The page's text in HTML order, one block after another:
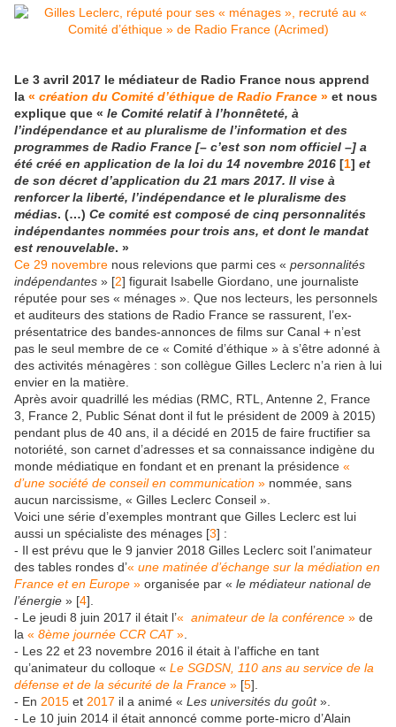
Le 3 avril 2017 le médiateur de Radio France nous apprend
la « création du Comité d’éthique de Radio France » et nous
explique que « le Comité relatif à l’honnêteté, à
l’indépendance et au pluralisme de l’information et des
programmes de Radio France [– c’est son nom officiel –] a
été créé en application de la loi du 14 novembre 2016 [1] et
de son décret d’application du 21 mars 2017. Il vise à
renforcer la liberté, l’indépendance et le pluralisme des
médias. (…) Ce comité est composé de cinq personnalités
indépendantes nommées pour trois ans, et dont le mandat
est renouvelable. »
Ce 29 novembre nous relevions que parmi ces « personnalités
indépendantes » [2] figurait Isabelle Giordano, une journaliste
réputée pour ses « ménages ». Que nos lecteurs, les personnels
et auditeurs des stations de Radio France se rassurent, l’ex-
présentatrice des bandes-annonces de films sur Canal + n’est
pas le seul membre de ce « Comité d’éthique » à s’être adonné à
des activités ménagères : son collègue Gilles Leclerc n’a rien à lui
envier en la matière.
Après avoir quadrillé les médias (RMC, RTL, Antenne 2, France
3, France 2, Public Sénat dont il fut le président de 2009 à 2015)
pendant plus de 40 ans, il a décidé en 2015 de faire fructifier sa
notoriété, son carnet d’adresses et sa connaissance indigène du
monde médiatique en fondant et en prenant la présidence «
d’une société de conseil en communication » nommée, sans
aucun narcissisme, « Gilles Leclerc Conseil ».
Voici une série d’exemples montrant que Gilles Leclerc est lui
aussi un spécialiste des ménages [3] :
- Il est prévu que le 9 janvier 2018 Gilles Leclerc soit l’animateur
des tables rondes d’« une matinée d’échange sur la médiation en
France et en Europe » organisée par « le médiateur national de
l’énergie » [4]
- Le jeudi 8 juin 2017 il était l’« animateur de la conférence » de
la « 8ème journée CCR CAT»
- Les 22 et 23 novembre 2016 il était à l’affiche en tant
qu’animateur du colloque « Le SGDSN, 110 ans au service de la
défense et de la sécurité de la France » [5]
- En 2015 et 2017 il a animé « Les universités du goût».
- Le 10 juin 2014 il était annoncé comme porte-micro d’Alain